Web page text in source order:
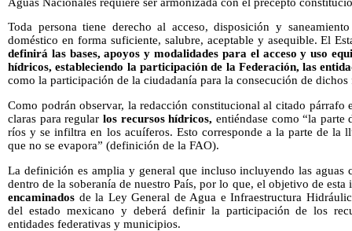
Toda persona tiene derecho al acceso, disposición y
doméstico en forma suficiente, salubre, aceptable y asequible. El
definirá las bases, apoyos y modalidades para el acceso y uso
hídricos, estableciendo la participación de la Federación, las
como la participación de la ciudadanía para la consecución de dichos
Como podrán observar, la redacción constitucional al citado párrafo
claras para regular los recursos hídricos, entiéndase como “la
ríos y se infiltra en los acuíferos. Esto corresponde a la parte de la
que no se evapora” (definición de la FAO).
La definición es amplia y general que incluso incluyendo las aguas
dentro de la soberanía de nuestro País, por lo que, el objetivo de
encaminados de la Ley General de Agua e Infraestructura
del estado mexicano y deberá definir la participación de los
entidades federativas y municipios.